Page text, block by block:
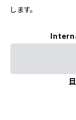
します。